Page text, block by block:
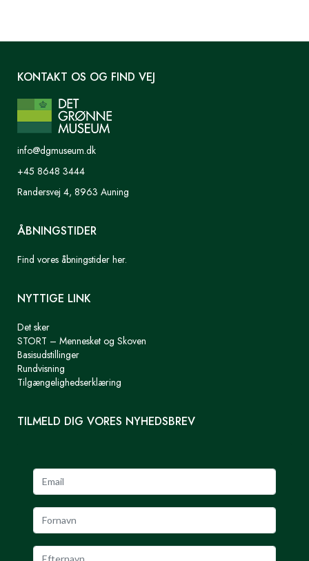
KONTAKT OS OG FIND VEJ
info@dgmuseum.dk
+45 8648 3444
Randersvej 4, 8963 Auning
ÅBNINGSTIDER
Find vores åbningstider her.
NYTTIGE LINK
Det sker
STORT – Mennesket og Skoven
Basisudstillinger
Rundvisning
Tilgængelighedserklæring
TILMELD DIG VORES NYHEDSBREV